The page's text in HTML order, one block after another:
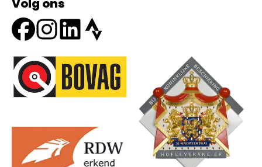
Volg ons
Onze partners